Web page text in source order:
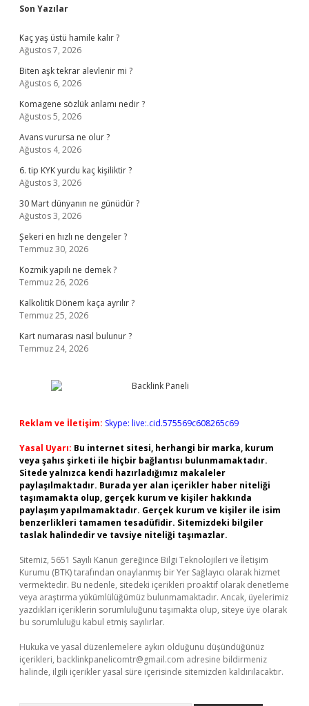
Sidebar
Son Yazılar
Kaç yaş üstü hamile kalır ?
Ağustos 7, 2026
Biten aşk tekrar alevlenir mi ?
Ağustos 6, 2026
Komagene sözlük anlamı nedir ?
Ağustos 5, 2026
Avans vurursa ne olur ?
Ağustos 4, 2026
6. tip KYK yurdu kaç kişiliktir ?
Ağustos 3, 2026
30 Mart dünyanın ne günüdür ?
Ağustos 3, 2026
Şekeri en hızlı ne dengeler ?
Temmuz 30, 2026
Kozmik yapılı ne demek ?
Temmuz 26, 2026
Kalkolitik Dönem kaça ayrılır ?
Temmuz 25, 2026
Kart numarası nasıl bulunur ?
Temmuz 24, 2026
Reklam ve İletişim: Skype: live:.cid.575569c608265c69
Yasal Uyarı: Bu internet sitesi, herhangi bir marka, kurum
veya şahıs şirketi ile hiçbir bağlantısı bulunmamaktadır.
Sitede yalnızca kendi hazırladığımız makaleler
paylaşılmaktadır. Burada yer alan içerikler haber niteliği
taşımamakta olup, gerçek kurum ve kişiler hakkında
paylaşım yapılmamaktadır. Gerçek kurum ve kişiler ile isim
benzerlikleri tamamen tesadüfidir. Sitemizdeki bilgiler
taslak halindedir ve tavsiye niteliği taşımazlar.
Sitemiz, 5651 Sayılı Kanun gereğince Bilgi Teknolojileri ve İletişim
Kurumu (BTK) tarafından onaylanmış bir Yer Sağlayıcı olarak hizmet
vermektedir. Bu nedenle, sitedeki içerikleri proaktif olarak denetleme
veya araştırma yükümlülüğümüz bulunmamaktadır. Ancak, üyelerimiz
yazdıkları içeriklerin sorumluluğunu taşımakta olup, siteye üye olarak
bu sorumluluğu kabul etmiş sayılırlar.
Hukuka ve yasal düzenlemelere aykırı olduğunu düşündüğünüz
içerikleri, backlinkpanelicomtr@gmail.com adresine bildirmeniz
halinde, ilgili içerikler yasal süre içerisinde sitemizden kaldırılacaktır.